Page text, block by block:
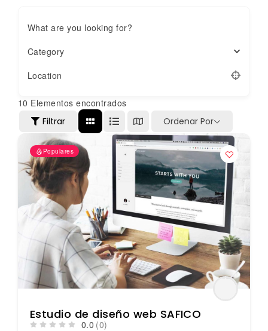
What are you looking for?
Category
Location
10 Elementos encontrados
Filtrar
Ordenar Por
Populares
Estudio de diseño web SAFICO
0.0 (0)